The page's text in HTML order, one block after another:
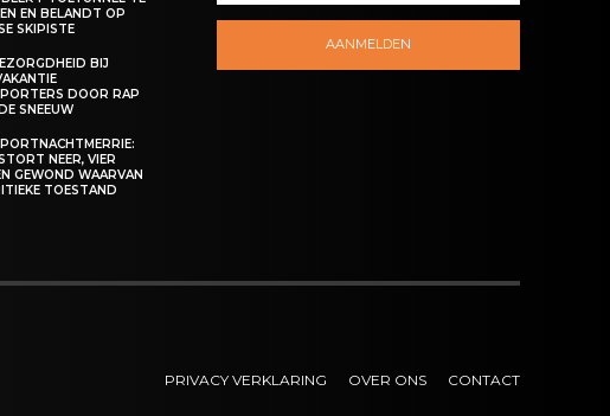
EN BELANDT OP
SKIPISTE
BIJ
DOOR RAP
SNEEUW
NEER, VIER
GEWOND WAARVAN
TOESTAND
AANMELDEN
PRIVACY VERKLARING OVER ONS CONTACT